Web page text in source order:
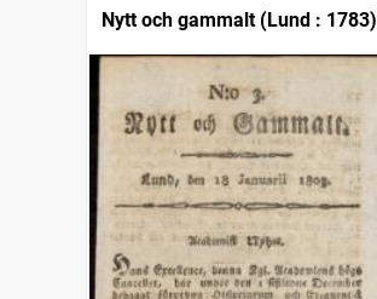
Nytt och gammalt (Lund : 1783)